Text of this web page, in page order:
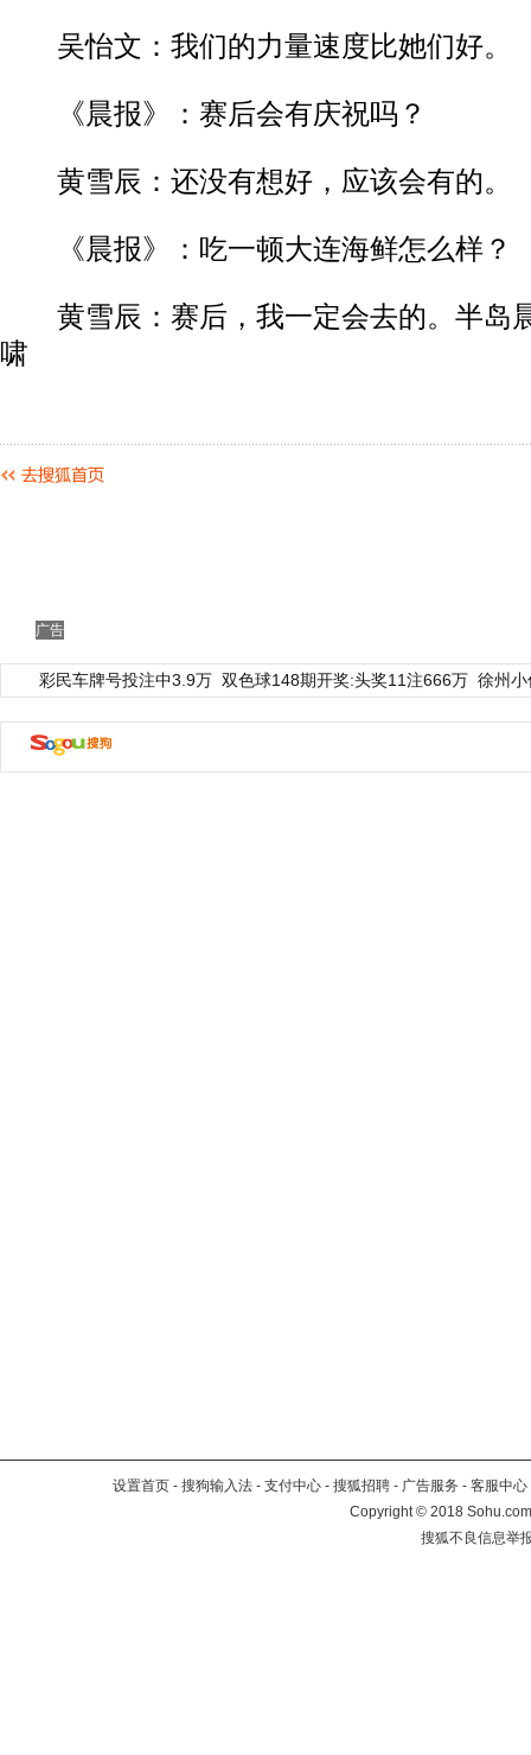
吴怡文：我们的力量速度比她们好。
《晨报》：赛后会有庆祝吗？
黄雪辰：还没有想好，应该会有的。
《晨报》：吃一顿大连海鲜怎么样？
黄雪辰：赛后，我一定会去的。半岛
啸
广告
彩民车牌号投注中3.9万 双色球148期开奖:头奖11注666万 徐州
设置首页 - 搜狗输入法 - 支付中心 - 搜狐招聘 - 广告服务 - 客服中心
Copyright©2018
搜狐不良信息举